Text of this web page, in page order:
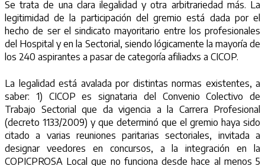
Se trata de una clara ilegalidad y otra arbitrariedad más. La
legitimidad de la participación del gremio está dada por el
hecho de ser el sindicato mayoritario entre los profesionales
del Hospital y en la Sectorial, siendo lógicamente la mayoría de
los 240 aspirantes a pasar de categoría afiliadxs a CICOP.
La legalidad está avalada por distintas normas existentes, a
saber: 1) CICOP es signataria del Convenio Colectivo de
Trabajo Sectorial que da vigencia a la Carrera Profesional
(decreto 1133/2009) y que determinó que el gremio haya sido
citado a varias reuniones paritarias sectoriales, invitada a
designar veedores en concursos, a la integración en la
COPICPROSA Local que no funciona desde hace al menos 5